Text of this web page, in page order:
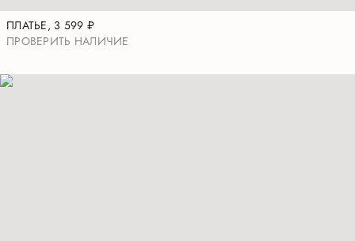
ПЛАТЬЕ, 3 599 ₽
ПРОВЕРИТЬ НАЛИЧИЕ